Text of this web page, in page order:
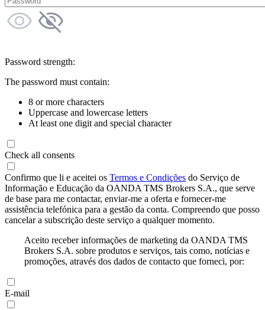
Password strength:
The password must contain:
8 or more characters
Uppercase and lowercase letters
At least one digit and special character
Check all consents
Confirmo que li e aceitei os Termos e Condições do Serviço de
Informação e Educação da OANDA TMS Brokers S.A., que serve
de base para me contactar, enviar-me a oferta e fornecer-me
assistência telefónica para a gestão da conta. Compreendo que posso
cancelar a subscrição deste serviço a qualquer momento.
Aceito receber informações de marketing da OANDA TMS
Brokers S.A. sobre produtos e serviços, tais como, notícias e
promoções, através dos dados de contacto que forneci, por:
E-mail